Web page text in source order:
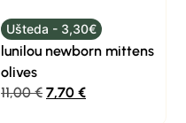
Ušteda - 3,30€
lunilou newborn mittens
olives
11,00€ 7,70 €